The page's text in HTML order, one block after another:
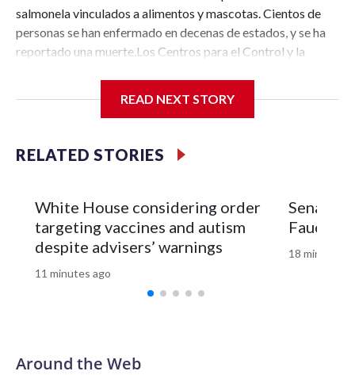
READ NEXT STORY
RELATED STORIES
White House considering order
targeting vaccines and autism
despite advisers’ warnings
11 minutes ago
Senate
Fauci in
18 minutes
Around the Web